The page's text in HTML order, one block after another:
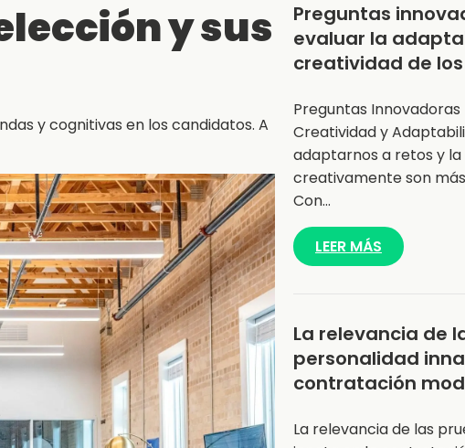
y sus
y cognitivas en los candidatos. A
Preguntas
evaluar la
creatividad de
Preguntas
Creatividad y
adaptarnos a retos y
creativamente son
Con…
LEER MÁS
La relevancia de
personalidad
contratación
La relevancia de las